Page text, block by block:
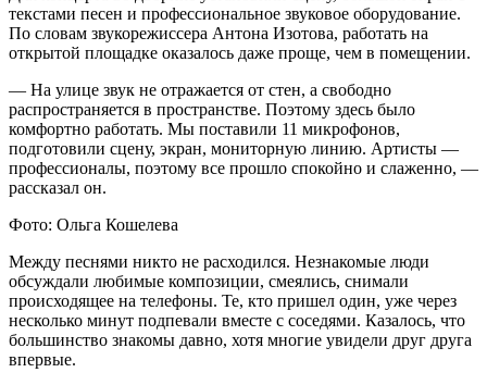
текстами песен и профессиональное звуковое оборудование.
По словам звукорежиссера Антона Изотова, работать на
открытой площадке оказалось даже проще, чем в помещении.
— На улице звук не отражается от стен, а свободно
распространяется в пространстве. Поэтому здесь было
комфортно работать. Мы поставили 11 микрофонов,
подготовили сцену, экран, мониторную линию. Артисты —
профессионалы, поэтому все прошло спокойно и слаженно, —
рассказал он.
Фото: Ольга Кошелева
Между песнями никто не расходился. Незнакомые люди
обсуждали любимые композиции, смеялись, снимали
происходящее на телефоны. Те, кто пришел один, уже через
несколько минут подпевали вместе с соседями. Казалось, что
большинство знакомы давно, хотя многие увидели друг друга
впервые.